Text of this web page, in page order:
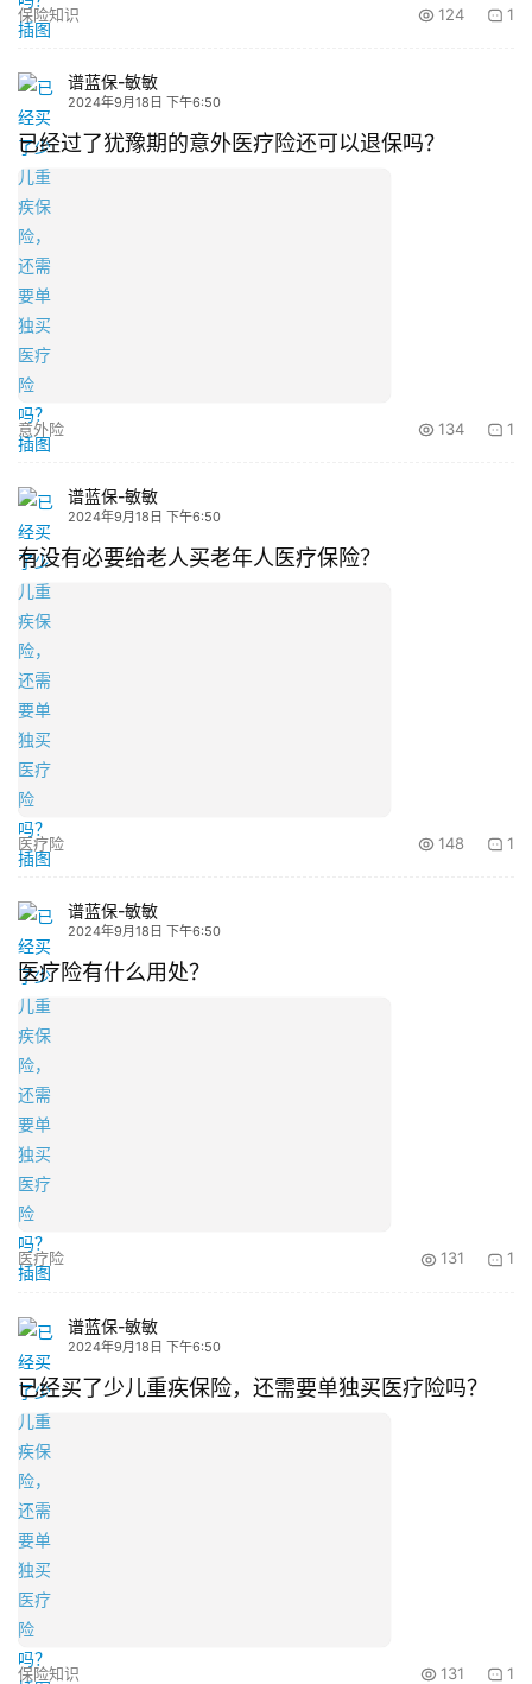
保险知识 124 1
谱蓝保-敏敏
2024年9月18日 下午6:50
已经过了犹豫期的意外医疗险还可以退保吗？
意外险 134 1
谱蓝保-敏敏
2024年9月18日 下午6:50
有没有必要给老人买老年人医疗保险？
医疗险 148 1
谱蓝保-敏敏
2024年9月18日 下午6:50
医疗险有什么用处？
医疗险 131 1
谱蓝保-敏敏
2024年9月18日 下午6:50
已经买了少儿重疾保险，还需要单独买医疗险吗？
保险知识 131 1